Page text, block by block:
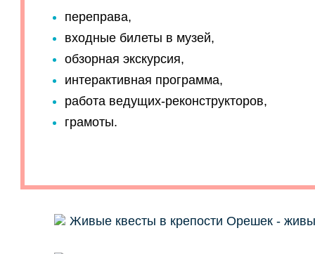
переправа,
входные билеты в музей,
обзорная экскурсия,
интерактивная программа,
работа ведущих-реконструкторов,
грамоты.